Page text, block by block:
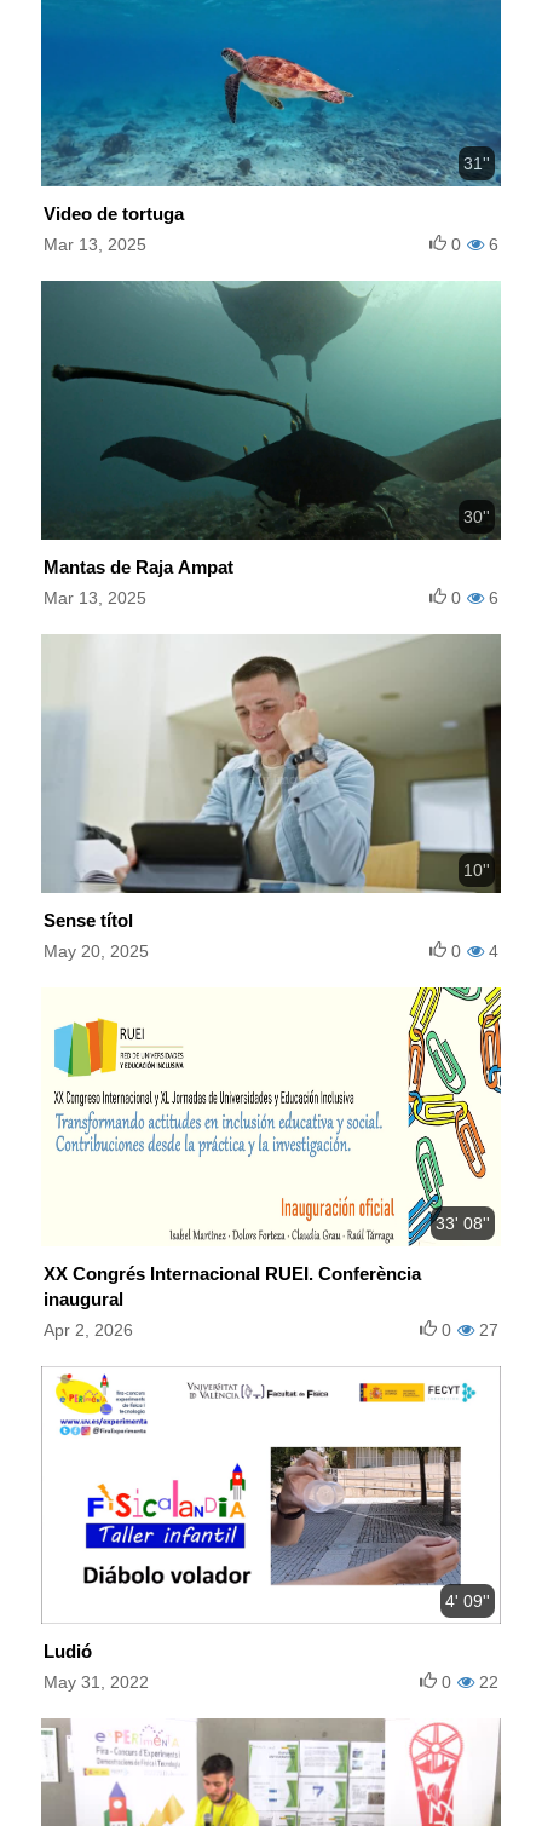
31''
Video de tortuga
Mar 13, 2025 6
0
30''
Mantas de Raja Ampat
Mar 13, 2025 6
0
10''
Sense títol
May 20, 2025 4
0
33' 08''
XX Congrés Internacional RUEI. Conferència
inaugural
Apr 2, 2026 27
0
4' 09''
Ludió
May 31, 2022 22
0